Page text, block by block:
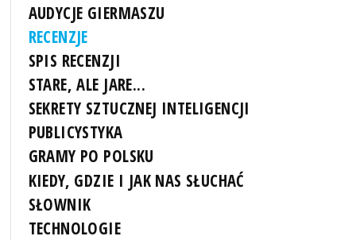
AUDYCJE GIERMASZU
RECENZJE
SPIS RECENZJI
STARE, ALE JARE...
SEKRETY SZTUCZNEJ INTELIGENCJI
PUBLICYSTYKA
GRAMY PO POLSKU
KIEDY, GDZIE I JAK NAS SŁUCHAĆ
SŁOWNIK
TECHNOLOGIE